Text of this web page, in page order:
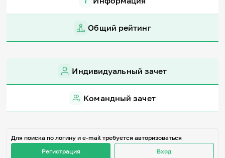
Знания в тестах
Педагогам
Школа наставников
IT-урок
Общий рейтинг
Индивидуальный зачет
Командный зачет
Для поиска по логину и e-mail требуется авторизоваться
Регистрация
Вход